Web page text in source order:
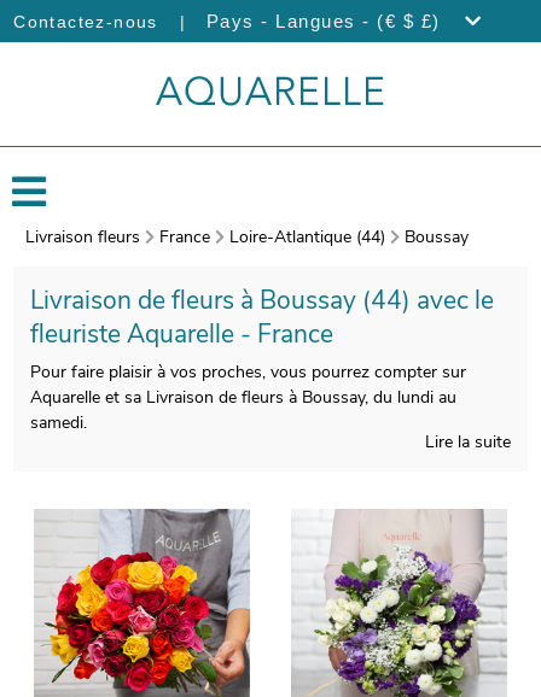
Contactez-nous | Pays - Langues - (€ $ £)
Livraison fleurs France Loire-Atlantique (44) Boussay
Livraison de fleurs à Boussay (44) avec le
fleuriste Aquarelle - France
Pour faire plaisir à vos proches, vous pourrez compter sur
Aquarelle et sa Livraison de fleurs à Boussay, du lundi au
samedi.
florale belle à regarder et de bonne qualité. Nous
l’envelopperons ensuite dans un porte-bouquet de protection,
puis votre bouquet est pris en photo. Nous vous enverrons
ensuite cette image de manière à ce que vous puissiez vous
assurer que le bouquet de fleurs envoyé est le même que celui
que vous avez sélectionné. Finalement, il sera livré en express à
Boussay. Rendez votre cadeau plus personnel encore avec une
photo ou un message de votre choix.
Lire la suite